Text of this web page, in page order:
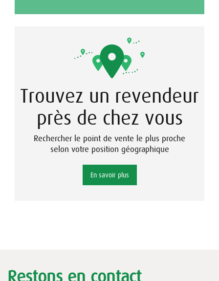
Trouvez un revendeur
près de chez vous
Rechercher le point de vente le plus proche
selon votre position géographique
En savoir plus
Restons en contact